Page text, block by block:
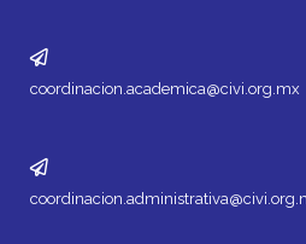
coordinacion.academica@civi.org.mx